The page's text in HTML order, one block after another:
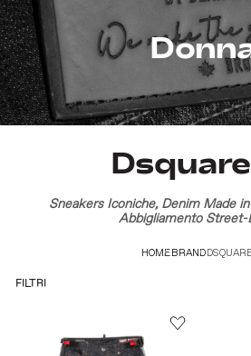
Sneakers Iconiche, Denim Made
Abbigliamento Street-
HOME BRAND
FILTRI